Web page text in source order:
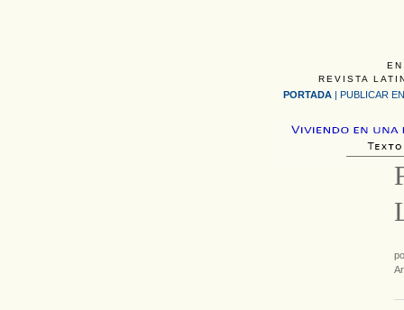
REVISTA
PORTADA | PUBLICAR